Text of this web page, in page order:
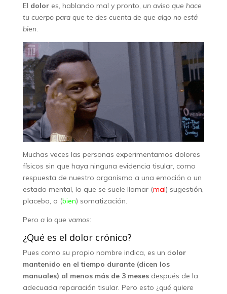
El dolores, hablando mal y pronto, un aviso que hace
tu cuerpo para que te des cuenta de que algo no está
bien.
Muchas veces las personas experimentamos dolores
físicos sin que haya ninguna evidencia tisular, como
respuesta de nuestro organismo a una emoción o un
estado mental, lo que se suele llamar (mal) sugestión,
placebo, o (bien) somatización.
Pero a lo que vamos:
¿Qué es el dolor crónico?
Pues como su propio nombre indica, es un dolor
mantenido en el tiempo durante (dicen los
manuales) al menos más de 3 mesesdespués de la
adecuada reparación tisular. Pero esto ¿qué quiere